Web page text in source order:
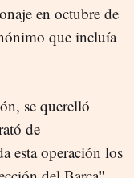
en octubre de
que incluía
se querelló
de
esta operación los